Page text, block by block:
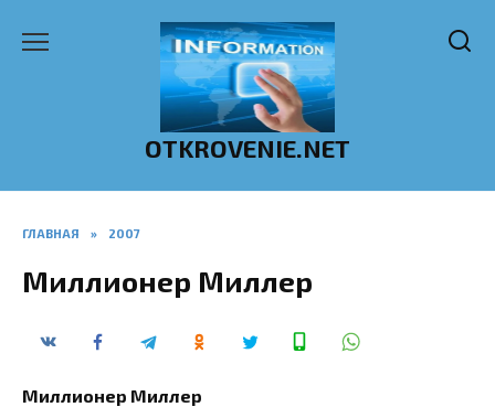
OTKROVENIE.NET
ГЛАВНАЯ » 2007
Миллионер Миллер
Миллионер Миллер